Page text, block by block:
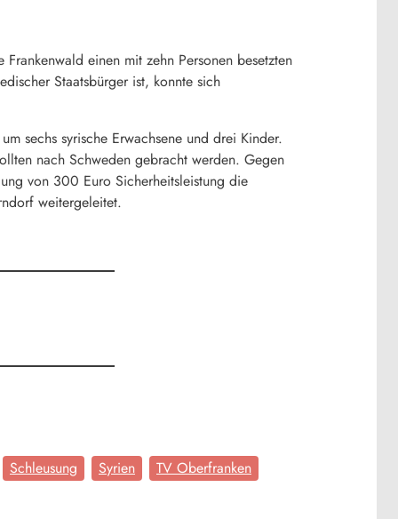
einen mit zehn Personen besetzten
Staatsbürger ist, konnte sich
sechs syrische Erwachsene und drei Kinder.
nach Schweden gebracht werden. Gegen
von 300 Euro Sicherheitsleistung die
weitergeleitet.
Schleusung Syrien
TV Oberfranken